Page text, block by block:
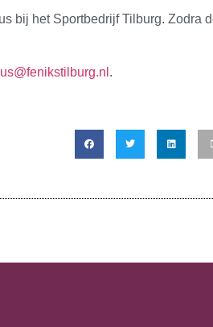
bij het Sportbedrijf Tilburg. Zodra
.